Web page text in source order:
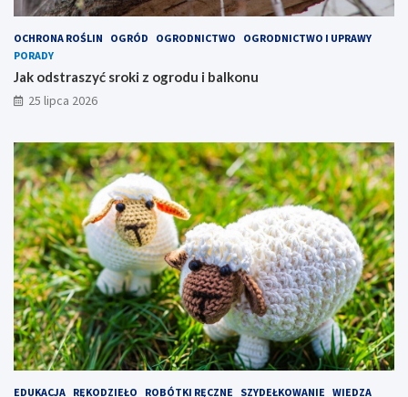
OCHRONA ROŚLIN OGRÓD OGRODNICTWO
OGRODNICTWO I UPRAWY
PORADY
Jak odstraszyć sroki z ogrodu i balkonu
25 lipca 2026
EDUKACJA RĘKODZIEŁO ROBÓTKI RĘCZNE SZYDEŁKOWANIE WIEDZA